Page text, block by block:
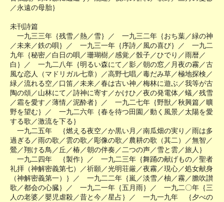
／永遠の母胎｝
未刊詩篇
一九三三年｛残雪／熱／雪｝／ 一九三二年｛おち葉／緑の神
／未来／鉄の唄｝／ 一九三一年｛序詩／風の喜び｝／ 一九二
九年｛秘密／白日の唄／珊瑚樹／感覚／骰子／ひでり／雨暦／
白｝／ 一九二八年｛明るい森にて／影／朝の窓／月夜の霧／古
風な恋人（マドリガル七章）／高野七唱／毒だみ草／極地探検／
緑／流れる空／口笛／未来／春は古い神／梅林に遊ぶ／我等が古
陶の頌／山林にて／詩神に寄す／かけひ／夜の発電体／蟻／残雪
／霜を愛す／薄情／泥酔者｝／ 一九二七年｛野獣／秋興篇／曠
野を望む｝／ 一九二六年｛春を待つ田園／動く風景／太陽を愛
する歌／激流を下る｝
一九二五年 ｛燃える夜空／か黒い月／南瓜畑の実り／雨は多
過ぎる／雨の歌／雲の歌／彫像の歌／農耕の歌（其二）／無智／
鶯／翔ける鳥／丘／椿／朝の伴奏／二つの声／雪と雲／旅人｝
一九二四年 ｛製作｝／ 一九二三年｛舞踊の献げもの／聖者
礼拝（神解密義第七）／祈願／光明荘厳／夜霧／現心／処女献身
（神解密義第一）｝／ 一九二二年｛嵐／淡雪／柚／霧／膽吹讃
歌／都会の心臓｝／ 一九二一年｛五月雨｝／ 一九二〇年｛三
人の老婆／嬰児虐殺／昔と今／星占｝／ 一九一九年 ｛夕べの